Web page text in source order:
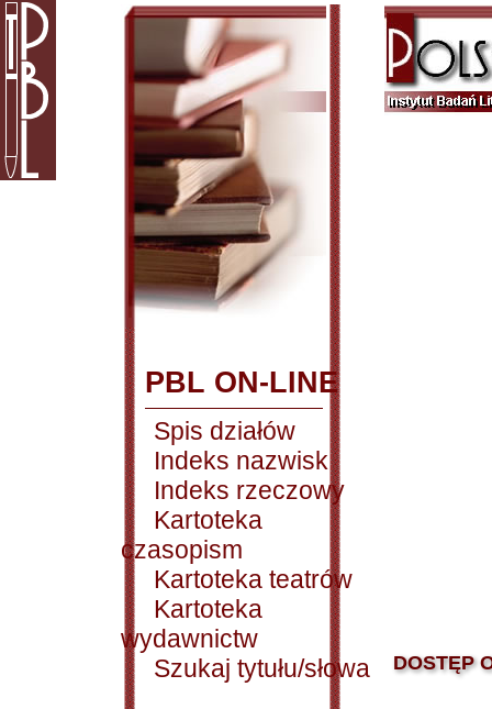
PBL ON-LINE
Spis działów
Indeks nazwisk
Indeks rzeczowy
Kartoteka
czasopism
Kartoteka teatrów
Kartoteka
wydawnictw
Szukaj tytułu/słowa
DOSTĘP